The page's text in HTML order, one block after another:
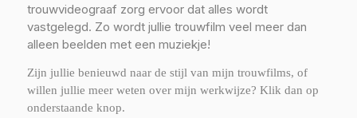
trouwvideograaf zorg ervoor dat alles wordt
vastgelegd. Zo wordt jullie trouwfilm veel meer dan
alleen beelden met een muziekje!
Zijn jullie benieuwd naar de stijl van mijn trouwfilms, of
willen jullie meer weten over mijn werkwijze? Klik dan op
onderstaande knop.